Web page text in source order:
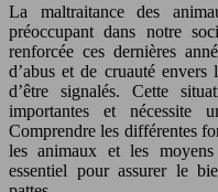
La maltraitance des
préoccupant dans notre
renforcée ces dernières
d’abus et de cruauté
d’être signalés. Cette
importantes et nécessite
Comprendre les différentes
les animaux et les
essentiel pour assurer le